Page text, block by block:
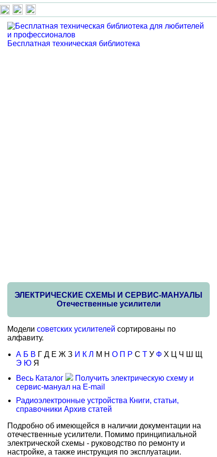
Бесплатная техническая библиотека
ЭЛЕКТРИЧЕСКИЕ СХЕМЫ И СЕРВИС-МАНУАЛЫ
Отечественные усилители
Модели советских усилителей сортированы по
алфавиту.
А Б В Г Д Е Ж З И К Л М Н О П Р С Т У Ф Х Ц Ч Ш Щ
Э Ю Я
Весь Каталог
Получить электрическую схему и
сервис-мануал на E-mail
Радиоэлектронные устройства Книги, статьи,
справочники Архив статей
Подробно об имеющейся в наличии документации на
отечественные усилители. Помимо принципиальной
электрической схемы - руководство по ремонту и
настройке, а также инструкция по эксплуатации.